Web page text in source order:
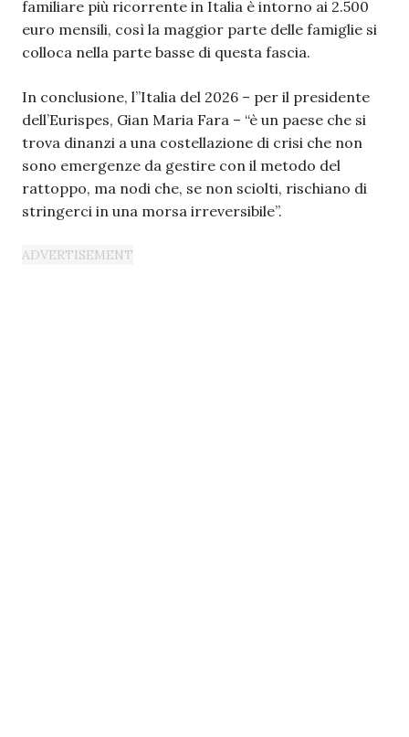
familiare più ricorrente in Italia è intorno ai 2.500
euro mensili, così la maggior parte delle famiglie si
colloca nella parte basse di questa fascia.
In conclusione, l’’Italia del 2026 – per il presidente
dell’Eurispes, Gian Maria Fara – “è un paese che si
trova dinanzi a una costellazione di crisi che non
sono emergenze da gestire con il metodo del
rattoppo, ma nodi che, se non sciolti, rischiano di
stringerci in una morsa irreversibile”.